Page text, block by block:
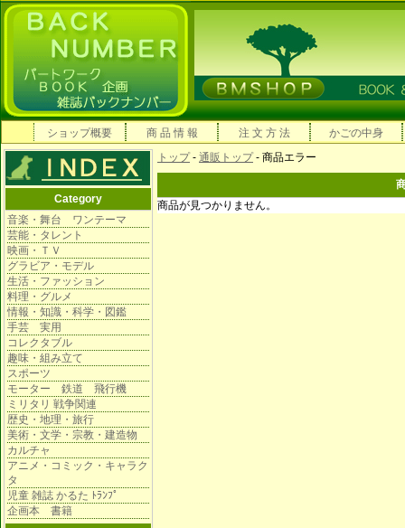
ショップ概要 商 品 情 報 注 文 方 法 かごの中身
Category
音楽・舞台 ワンテーマ
芸能・タレント
映画・ＴＶ
グラビア・モデル
生活・ファッション
料理・グルメ
情報・知識・科学・図鑑
手芸 実用
コレクタブル
趣味・組み立て
スポーツ
モーター 鉄道 飛行機
ミリタリ 戦争関連
歴史・地理・旅行
美術・文学・宗教・建造物
カルチャ
アニメ・コミック・キャラク
タ
児童 雑誌 かるた ﾄﾗﾝﾌﾟ
企画本 書籍
トップ- 通販トップ- 商品エラー
商品が見つかりません。